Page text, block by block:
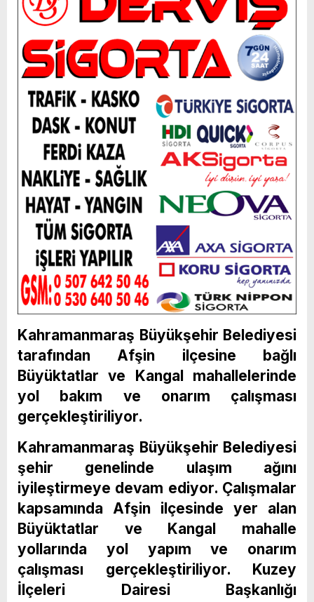
Kahramanmaraş Büyükşehir Belediyesi
tarafından Afşin ilçesine bağlı
Büyüktatlar ve Kangal mahallelerinde
yol bakım ve onarım çalışması
gerçekleştiriliyor.
Kahramanmaraş Büyükşehir Belediyesi
şehir genelinde ulaşım ağını
iyileştirmeye devam ediyor. Çalışmalar
kapsamında Afşin ilçesinde yer alan
Büyüktatlar ve Kangal mahalle
yollarında yol yapım ve onarım
çalışması gerçekleştiriliyor. Kuzey
İlçeleri Dairesi Başkanlığı